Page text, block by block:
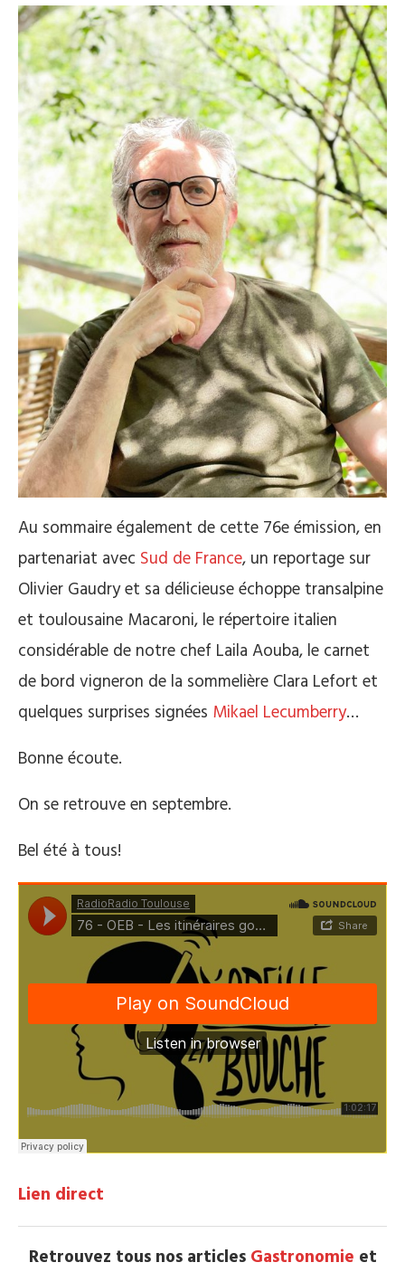
Au sommaire également de cette 76e émission, en
partenariat avec Sud de France, un reportage sur
Olivier Gaudry et sa délicieuse échoppe transalpine
et toulousaine Macaroni, le répertoire italien
considérable de notre chef Laila Aouba, le carnet
de bord vigneron de la sommelière Clara Lefort et
quelques surprises signées Mikael Lecumberry…
Bonne écoute.
On se retrouve en septembre.
Bel été à tous!
Lien direct
Retrouvez tous nos articles Gastronomie et